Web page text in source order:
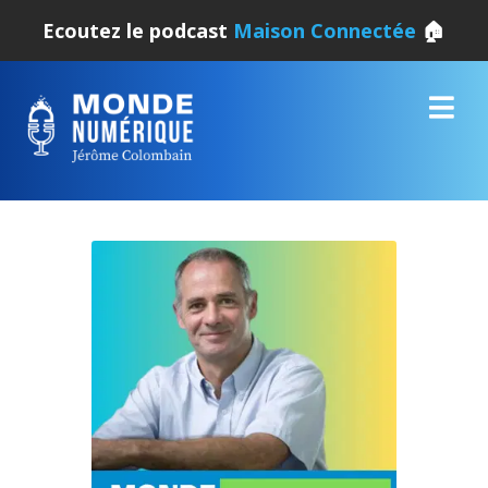
Ecoutez le podcast Maison Connectée 🏠